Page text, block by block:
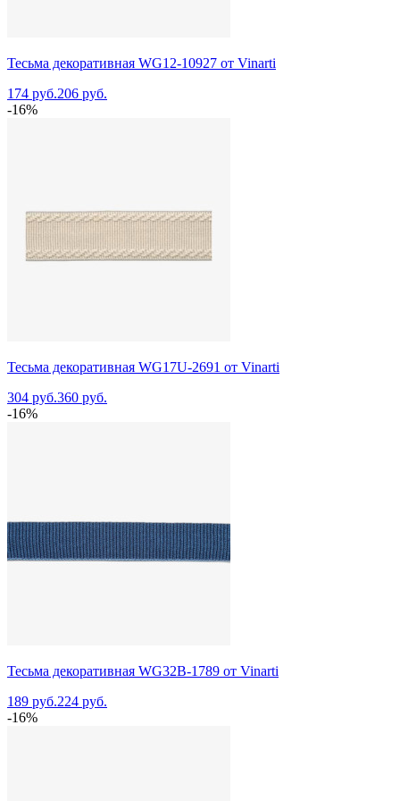
Тесьма декоративная WG12-10927 от Vinarti
174 руб.206 руб.
-16%
Тесьма декоративная WG17U-2691 от Vinarti
304 руб.360 руб.
-16%
Тесьма декоративная WG32B-1789 от Vinarti
189 руб.224 руб.
-16%